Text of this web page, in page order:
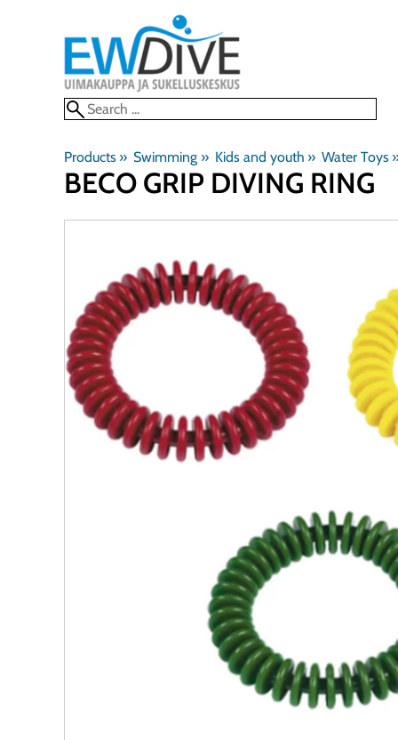
Products ‪» Swimming ‪» Kids and youth ‪» Water Toys
BECO GRIP DIVING RING